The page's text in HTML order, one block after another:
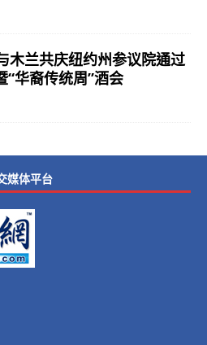
木兰共庆纽约州参议院通过
“华裔传统周”酒会
媒体平台